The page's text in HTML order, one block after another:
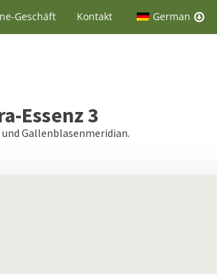
Geschäft Kontakt German
Essenz 3
Gallenblasenmeridian.